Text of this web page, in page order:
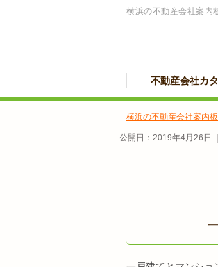
横浜の不動産会社案内
不動産会社カ
横浜の不動産会社案内板
公開日： 2019年4月26日